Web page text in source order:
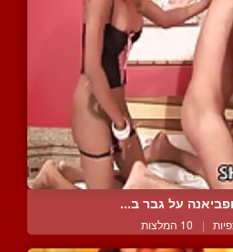
על גבר ב...
| 10 המלצות